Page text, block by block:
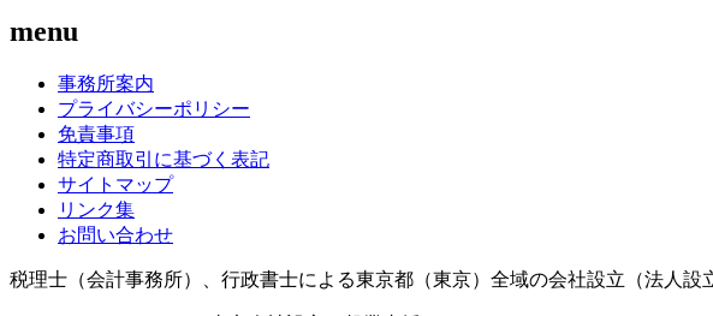
menu
事務所案内
プライバシーポリシー
免責事項
特定商取引に基づく表記
サイトマップ
リンク集
お問い合わせ
税理士（会計事務所）、行政書士による東京都（東京）全域の会社設立（法人